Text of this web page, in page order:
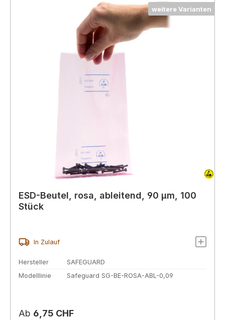
weitere Varianten
ESD-Beutel, rosa, ableitend, 90 µm, 100
Stück
In Zulauf
Hersteller
SAFEGUARD
Modelllinie
Safeguard SG-BE-ROSA-ABL-0,09
Regulärer Preis:
Ab 6,75 CHF